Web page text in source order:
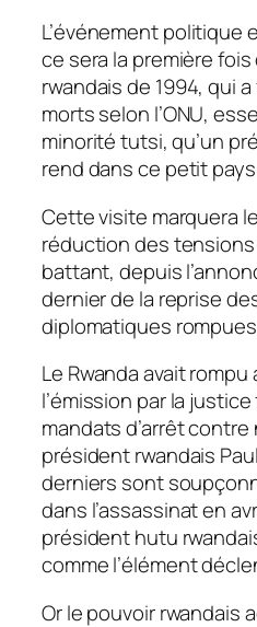
L’événement politique
ce sera la première
rwandais de 1994, qui
morts selon l’ONU,
minorité tutsi, qu’un
rend dans ce petit
Cette visite marquera
réduction des
battant, depuis
dernier de la reprise
diplomatiques
Le Rwanda avait
l’émission par la
mandats d’arrêt
président rwandais
derniers sont
dans l’assassinat en
président hutu
comme l’élément
Or le pouvoir rwandais